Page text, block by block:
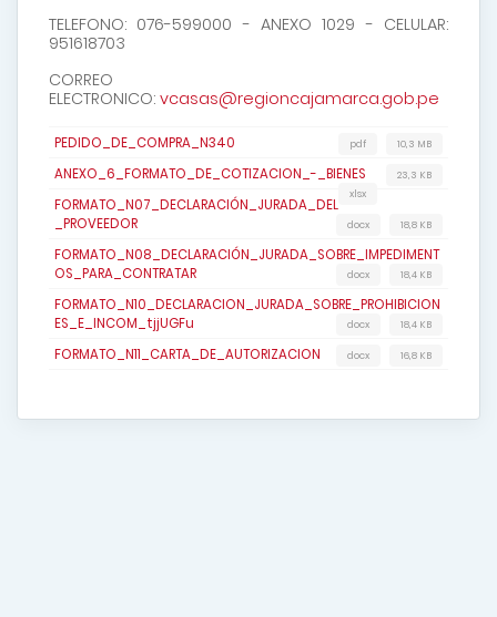
TELEFONO: 076-599000 - ANEXO 1029 - CELULAR:
951618703
CORREO
ELECTRONICO: vcasas@regioncajamarca.gob.pe
PEDIDO_DE_COMPRA_N340 10,3 MB
pdf
ANEXO_6_FORMATO_DE_COTIZACION_-_BIENES
23,3 KB
xlsx
FORMATO_N07_DECLARACIÓN_JURADA_DEL
_PROVEEDOR
18,8 KB
docx
FORMATO_N08_DECLARACIÓN_JURADA_SOBRE_IMPEDIMENT
OS_PARA_CONTRATAR
18,4 KB
docx
FORMATO_N10_DECLARACION_JURADA_SOBRE_PROHIBICION
ES_E_INCOM_tjjUGFu
18,4 KB
docx
FORMATO_N11_CARTA_DE_AUTORIZACION 16,8 KB
docx